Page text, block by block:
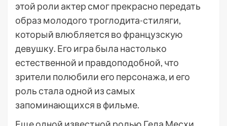
этой роли актер смог прекрасно передать
образ молодого троглодита-стиляги,
который влюбляется во французскую
девушку. Его игра была настолько
естественной и правдоподобной, что
зрители полюбили его персонажа, и его
роль стала одной из самых
запоминающихся в фильме.